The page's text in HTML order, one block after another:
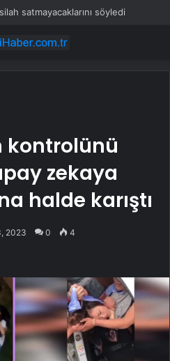
satmayacaklarını söyledi
kontrolünü
zekaya
halde karıştı
2023 0 4